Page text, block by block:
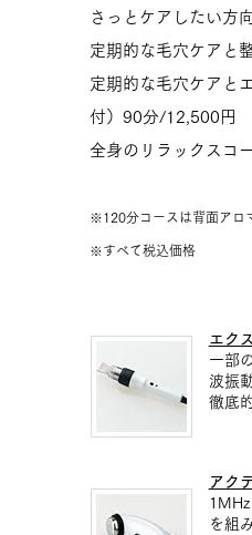
さっとケアしたい方
定期的な毛穴ケアと
定期的な毛穴ケアと
付）90分/12,500円
全身のリラックスコ
※120分コースは背面アロ
※すべて税込価格
エク
一部
波振
徹底
アク
を組